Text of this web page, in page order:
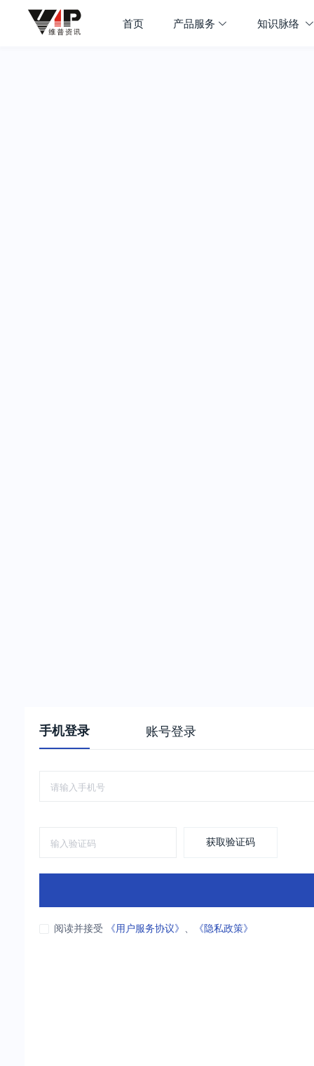
首页 产品服务 知识脉络
手机登录 账号登录
获取验证码
阅读并接受 《用户服务协议》 、 《隐私政策》